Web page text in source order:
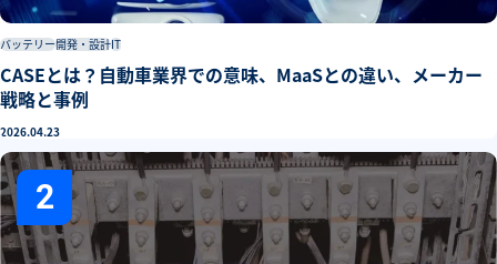
バッテリー開発・設計IT
CASEとは？自動車業界での意味、MaaSとの違い、メーカー
戦略と事例
2026.04.23
2